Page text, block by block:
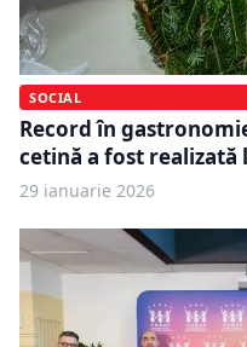
SOCIAL
Record în
cetină a fost realizată
29 ianuarie 2026